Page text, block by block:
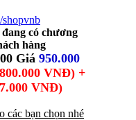
có chương
hàng
Giá 950.000
VNĐ) +
VNĐ)
các bạn chọn nhé